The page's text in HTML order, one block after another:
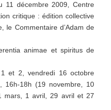
décembre 2009, Centre
critique : édition collective
le Commentaire d’Adam de
animae et spiritus de
et 2, vendredi 16 octobre
16h-18h (19 novembre, 10
mars, 1 avril, 29 avril et 27